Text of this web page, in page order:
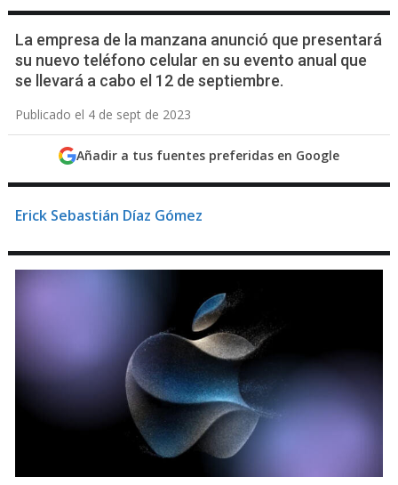
La empresa de la manzana anunció que presentará
su nuevo teléfono celular en su evento anual que
se llevará a cabo el 12 de septiembre.
Publicado el 4 de sept de 2023
Añadir a tus fuentes preferidas en Google
Erick Sebastián Díaz Gómez